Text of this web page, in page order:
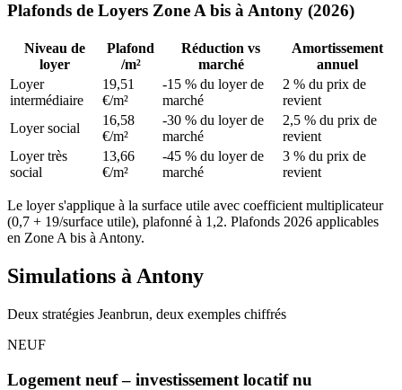
Plafonds de Loyers Zone A bis àAntony (2026)
Niveau de
loyer
Plafond
/m²
Réduction vs
marché
Amortissement
annuel
Loyer
intermédiaire
19,51
€/m²
-15 % du loyer de
marché
2 % du prix de
revient
Loyer social
16,58
€/m²
-30 % du loyer de
marché
2,5 % du prix de
revient
Loyer très
social
13,66
€/m²
-45 % du loyer de
marché
3 % du prix de
revient
Le loyer s'applique à la surface utile avec coefficient multiplicateur
(0,7 + 19/surface utile), plafonné à 1,2. Plafonds 2026 applicables
en Zone A bis à Antony.
Simulations à Antony
Deux stratégies Jeanbrun, deux exemples chiffrés
NEUF
Logement neuf – investissement locatif nu